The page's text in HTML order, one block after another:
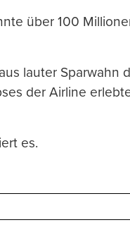
über 100
lauter Sparwahn
der Airline
es.